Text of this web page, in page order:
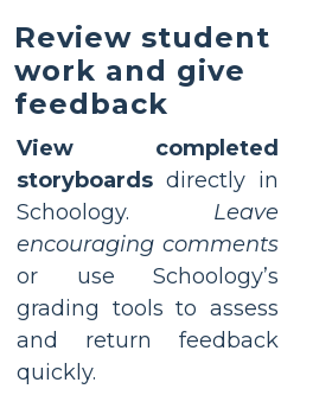
Review student
work and give
feedback
View completed
storyboards directly in
Schoology. Leave
encouraging comments
or use Schoology’s
grading tools to assess
and return feedback
quickly.